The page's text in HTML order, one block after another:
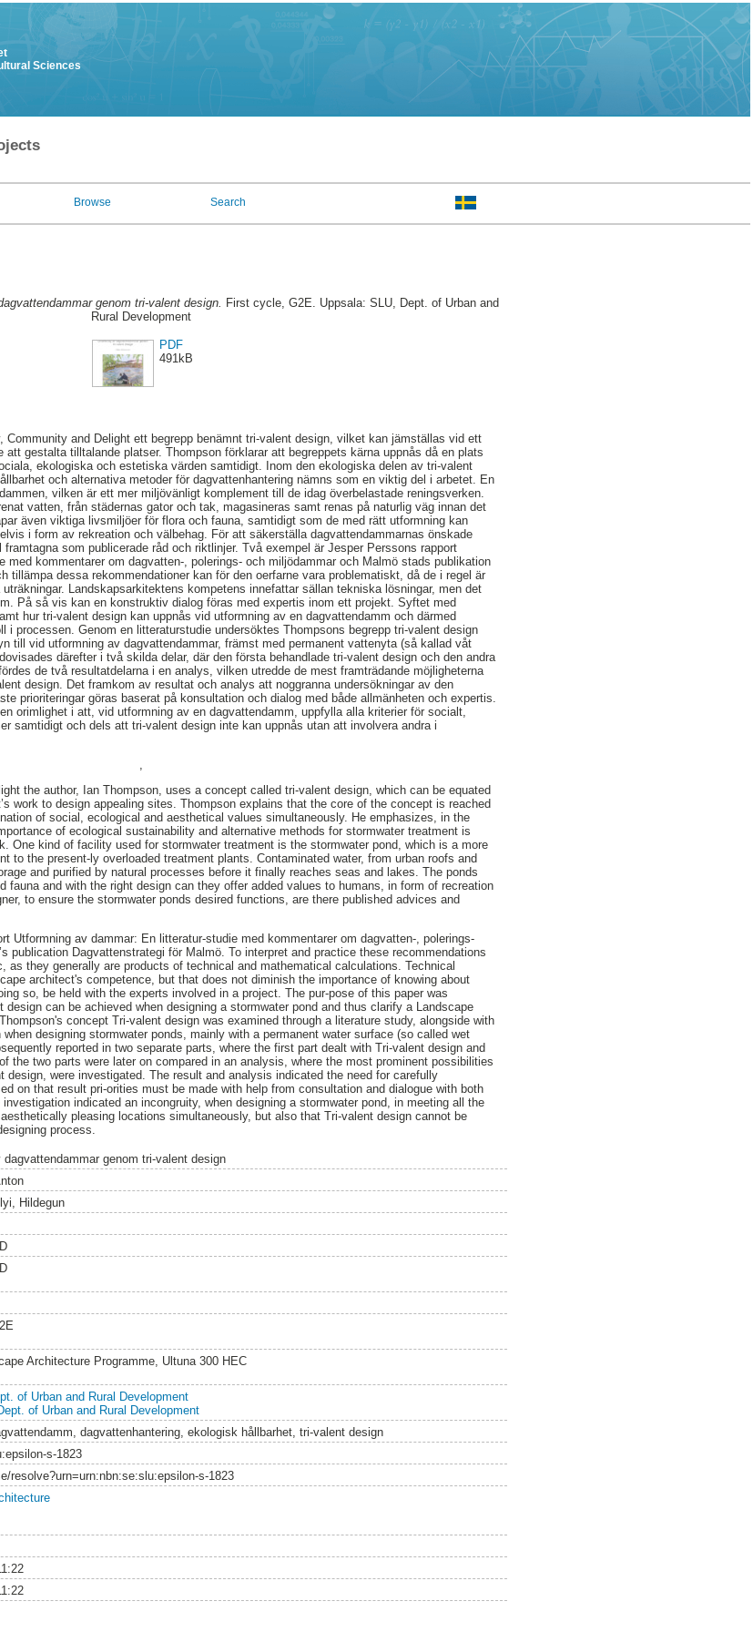
Sciences
Browse Search
genom tri-valent design. First cycle, G2E. Uppsala: SLU, Dept. of Urban and
Rural Development
PDF
491kB
Community and Delight ett begrepp benämnt tri-valent design, vilket kan jämställas vid ett
gestalta tilltalande platser. Thompson förklarar att begreppets kärna uppnås då en plats
ekologiska och estetiska värden samtidigt. Inom den ekologiska delen av tri-valent
och alternativa metoder för dagvattenhantering nämns som en viktig del i arbetet. En
vilken är ett mer miljövänligt komplement till de idag överbelastade reningsverken.
vatten, från städernas gator och tak, magasineras samt renas på naturlig väg innan det
även viktiga livsmiljöer för flora och fauna, samtidigt som de med rätt utformning kan
i form av rekreation och välbehag. För att säkerställa dagvattendammarnas önskade
som publicerade råd och riktlinjer. Två exempel är Jesper Perssons rapport
med kommentarer om dagvatten-, polerings- och miljödammar och Malmö stads publikation
tillämpa dessa rekommendationer kan för den oerfarne vara problematiskt, då de i regel är
Landskapsarkitektens kompetens innefattar sällan tekniska lösningar, men det
På så vis kan en konstruktiv dialog föras med expertis inom ett projekt. Syftet med
hur tri-valent design kan uppnås vid utformning av en dagvattendamm och därmed
i processen. Genom en litteraturstudie undersöktes Thompsons begrepp tri-valent design
till vid utformning av dagvattendammar, främst med permanent vattenyta (så kallad våt
därefter i två skilda delar, där den första behandlade tri-valent design och den andra
de två resultatdelarna i en analys, vilken utredde de mest framträdande möjligheterna
design. Det framkom av resultat och analys att noggranna undersökningar av den
prioriteringar göras baserat på konsultation och dialog med både allmänheten och expertis.
orimlighet i att, vid utformning av en dagvattendamm, uppfylla alla kriterier för socialt,
samtidigt och dels att tri-valent design inte kan uppnås utan att involvera andra i
the author, Ian Thompson, uses a concept called tri-valent design, which can be equated
work to design appealing sites. Thompson explains that the core of the concept is reached
of social, ecological and aesthetical values simultaneously. He emphasizes, in the
of ecological sustainability and alternative methods for stormwater treatment is
One kind of facility used for stormwater treatment is the stormwater pond, which is a more
to the present-ly overloaded treatment plants. Contaminated water, from urban roofs and
and purified by natural processes before it finally reaches seas and lakes. The ponds
fauna and with the right design can they offer added values to humans, in form of recreation
to ensure the stormwater ponds desired functions, are there published advices and
Utformning av dammar: En litteratur-studie med kommentarer om dagvatten-, polerings-
publication Dagvattenstrategi för Malmö. To interpret and practice these recommendations
as they generally are products of technical and mathematical calculations. Technical
architect's competence, but that does not diminish the importance of knowing about
so, be held with the experts involved in a project. The pur-pose of this paper was
design can be achieved when designing a stormwater pond and thus clarify a Landscape
concept Tri-valent design was examined through a literature study, alongside with
designing stormwater ponds, mainly with a permanent water surface (so called wet
reported in two separate parts, where the first part dealt with Tri-valent design and
the two parts were later on compared in an analysis, where the most prominent possibilities
design, were investigated. The result and analysis indicated the need for carefully
on that result pri-orities must be made with help from consultation and dialogue with both
indicated an incongruity, when designing a stormwater pond, in meeting all the
pleasing locations simultaneously, but also that Tri-valent design cannot be
process.
dagvattendammar genom tri-valent design
Hildegun
Architecture Programme, Ultuna 300 HEC
of Urban and Rural Development
of Urban and Rural Development
dagvattenhantering, ekologisk hållbarhet, tri-valent design
s-1823
resolve?urn=urn:nbn:se:slu:epsilon-s-1823